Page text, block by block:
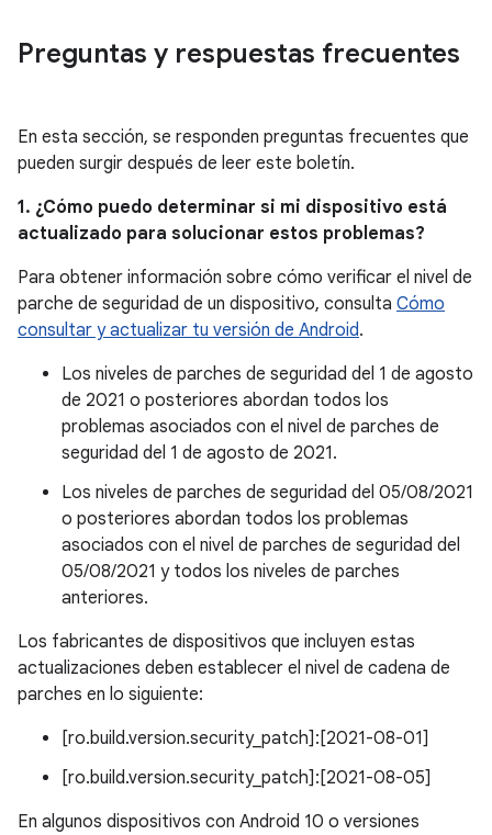
Preguntas y respuestas frecuentes
En esta sección, se responden preguntas frecuentes que
pueden surgir después de leer este boletín.
1. ¿Cómo puedo determinar si mi dispositivo está
actualizado para solucionar estos problemas?
Para obtener información sobre cómo verificar el nivel de
parche de seguridad de un dispositivo, consulta Cómo
consultar y actualizar tu versión de Android.
Los niveles de parches de seguridad del 1 de agosto
de 2021 o posteriores abordan todos los
problemas asociados con el nivel de parches de
seguridad del 1 de agosto de 2021.
Los niveles de parches de seguridad del 05/08/2021
o posteriores abordan todos los problemas
asociados con el nivel de parches de seguridad del
05/08/2021 y todos los niveles de parches
anteriores.
Los fabricantes de dispositivos que incluyen estas
actualizaciones deben establecer el nivel de cadena de
parches en lo siguiente:
[ro.build.version.security_patch]:[2021-08-01]
[ro.build.version.security_patch]:[2021-08-05]
En algunos dispositivos con Android 10 o versiones